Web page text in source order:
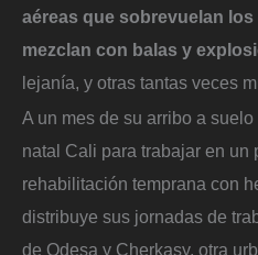
aéreas que sobrevuelan
mezclan con balas y
lejanía, y otras tantas veces
A un mes de su arribo a
natal Cali para trabajar en un
rehabilitación temprana con
distribuye sus jornadas de
de Odesa y Cherkasy, otra